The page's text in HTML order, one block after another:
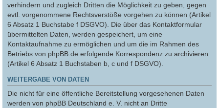
verhindern und zugleich Dritten die Möglichkeit zu geben, gegen
evtl. vorgenommene Rechtsverstöße vorgehen zu können (Artikel
6 Absatz 1 Buchstabe f DSGVO). Die über das Kontaktformular
übermittelten Daten, werden gespeichert, um eine
Kontaktaufnahme zu ermöglichen und um die im Rahmen des
Betriebs von phpBB.de erfolgende Korrespondenz zu archivieren
(Artikel 6 Absatz 1 Buchstaben b, c und f DSGVO).
WEITERGABE VON DATEN
Die nicht für eine öffentliche Bereitstellung vorgesehenen Daten
werden von phpBB Deutschland e. V. nicht an Dritte